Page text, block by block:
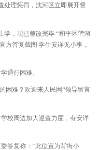
处理惩罚，沈河区立即展开督
学，现已整改完毕 “和平区望湖
方答复截图 学生安详无小事，
通行困难。
困难？欢迎来人民网“领导留言
校周边加大巡查力度，有安详
答复称：“此位置为背街小